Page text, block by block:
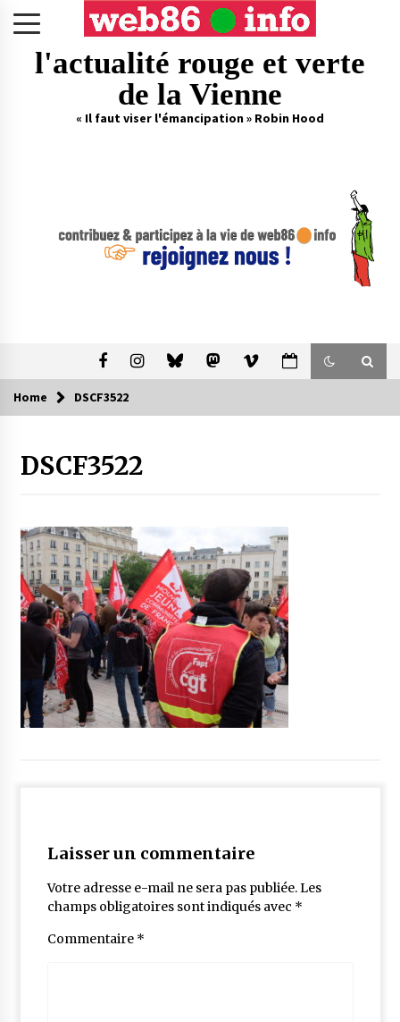
l'actualité rouge et verte
de la Vienne
« Il faut viser l'émancipation » Robin Hood
Home DSCF3522
DSCF3522
Laisser un commentaire
Votre adresse e-mail ne sera pas publiée.Les
champs obligatoires sont indiqués avec *
Commentaire *